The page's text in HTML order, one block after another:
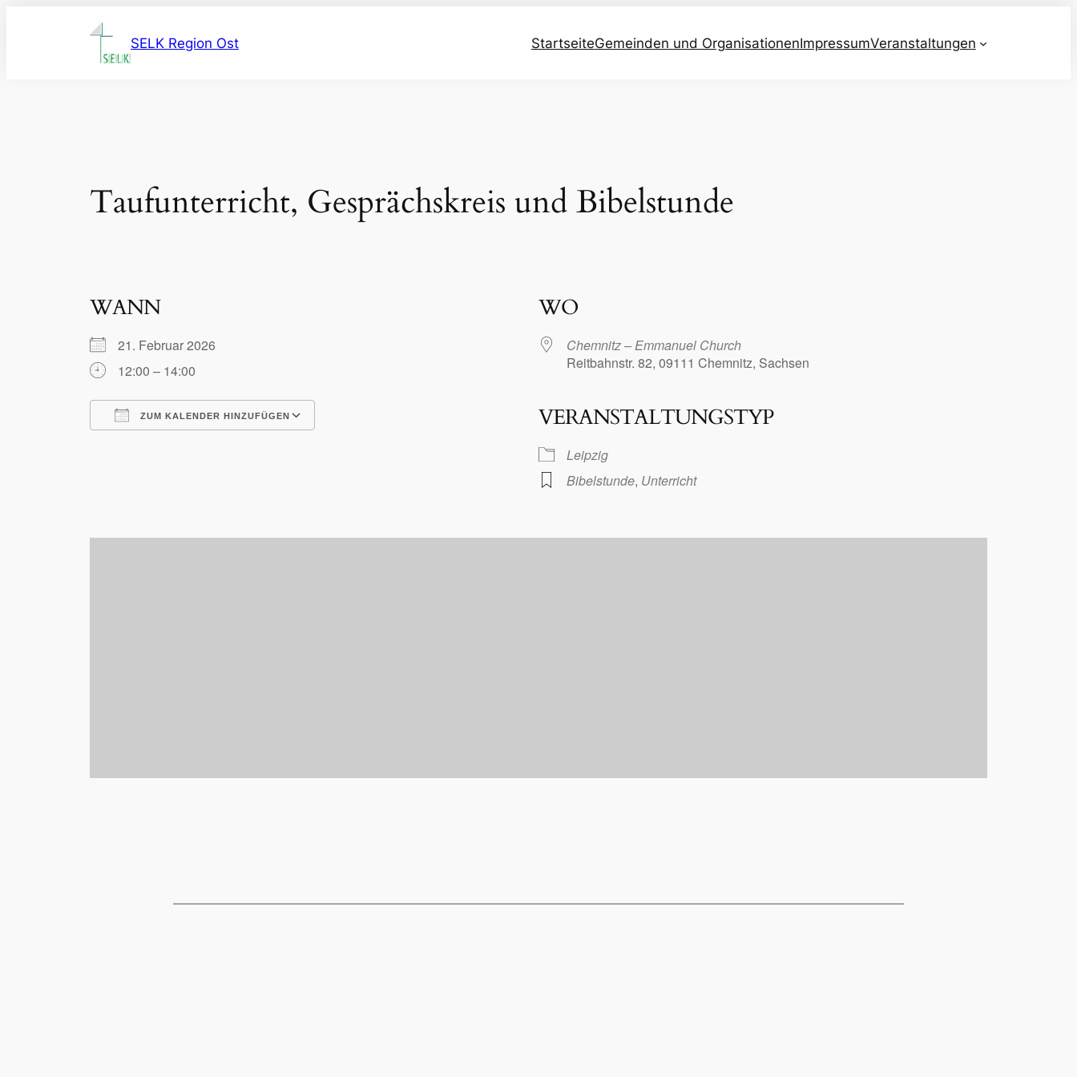
SELK Region Ost StartseiteGemeinden und OrganisationenImpressumVeranstaltungen
Taufunterricht, Gesprächskreis und Bibelstunde
WANN
21. Februar 2026
12:00 – 14:00
ZUM KALENDER HINZUFÜGEN
iCalendar
WO
Chemnitz – Emmanuel Church
Reitbahnstr. 82, 09111 Chemnitz, Sachsen
VERANSTALTUNGSTYP
Leipzig
Bibelstunde, Unterricht